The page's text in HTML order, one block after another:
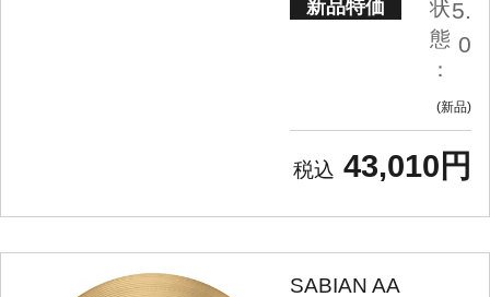
新品特価
状
態
：
5.
0
新品
43,010円
SABIAN AA